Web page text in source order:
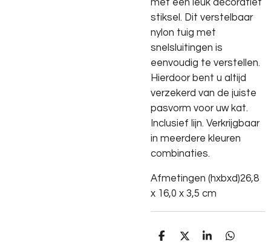
stiksel. Dit verstelbaar
nylon tuig met
snelsluitingen is
eenvoudig te verstellen.
Hierdoor bent u altijd
verzekerd van de juiste
pasvorm voor uw kat.
Inclusief lijn. Verkrijgbaar
in meerdere kleuren
combinaties.
Afmetingen (hxbxd)26,8
x 16,0 x 3,5 cm
D
D
S
D